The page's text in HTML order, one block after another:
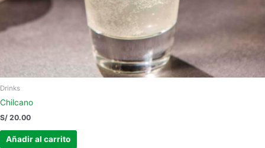
Drinks
Chilcano
S/ 20.00
Añadir al carrito